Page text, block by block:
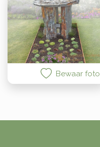
Bewaar foto